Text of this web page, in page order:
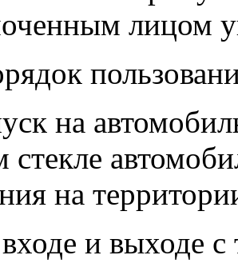
лицом
на
стекле
на
и выходе с